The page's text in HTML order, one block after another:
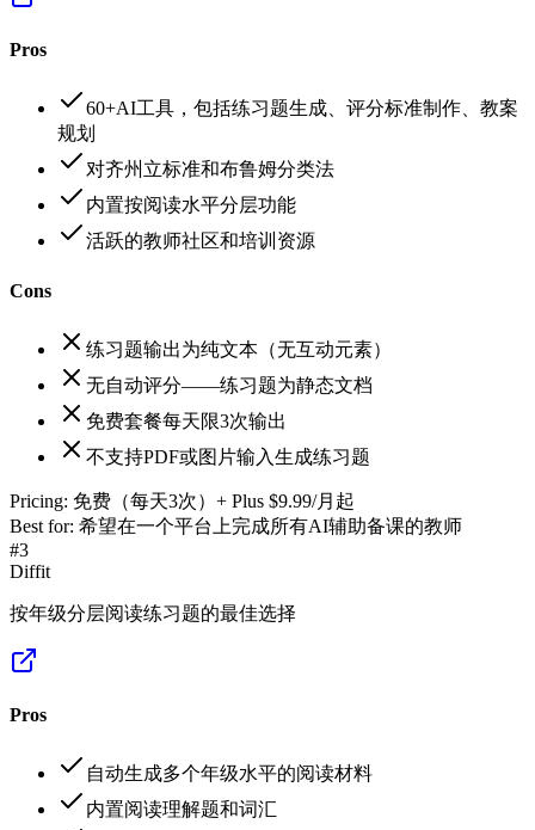
Pros
60+AI工具，包括练习题生成、评分标准制作、教案
规划
对齐州立标准和布鲁姆分类法
内置按阅读水平分层功能
活跃的教师社区和培训资源
Cons
练习题输出为纯文本（无互动元素）
无自动评分——练习题为静态文档
免费套餐每天限3次输出
不支持PDF或图片输入生成练习题
Pricing: 免费（每天3次）+ Plus $9.99/月起
Best for: 希望在一个平台上完成所有AI辅助备课的教师
#3
Diffit
按年级分层阅读练习题的最佳选择
Pros
自动生成多个年级水平的阅读材料
内置阅读理解题和词汇